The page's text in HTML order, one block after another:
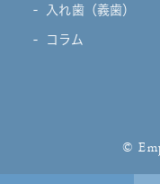
入れ歯（義歯）
コラム
©